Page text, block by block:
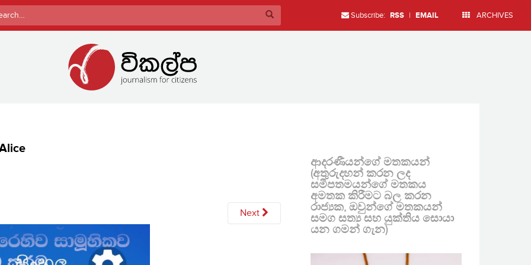
Subscribe: RSS | EMAIL ARCHIVES
Next
ආදරණීයන්ගේ මතකයන්
(අතුරුදහන් කරන ලද
සමීපතමයන්ගේ මතකය
අමතක කිරීමට බල කරන
රාජ්‍යක, ඔවුන්ගේ මතකයන්
සමග සත්‍ය සහ යුක්තිය සොයා
යන ගමන් ගැන)